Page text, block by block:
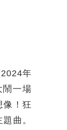
年
鬧一場
像！狂
曲。